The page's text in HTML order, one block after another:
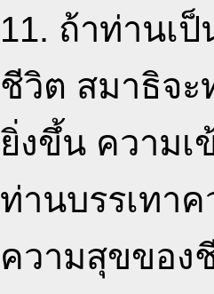
11. ถ้าท่านเ
ชีวิต สมาธิจะ
ยิ่งขึ้น ความเ
ท่านบรรเทา
ความสุขของ